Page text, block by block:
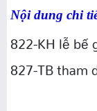
Nội dung chi
822-KH lễ bế
827-TB tham